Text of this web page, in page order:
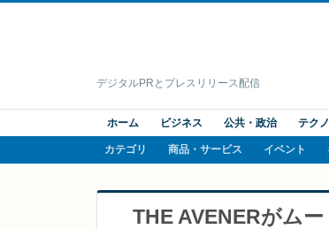
デジタルPRとプレスリリース配信
ホーム ビジネス 公共・政治 テク
カテゴリ 商品・サービス イベント
THE AVENERがム